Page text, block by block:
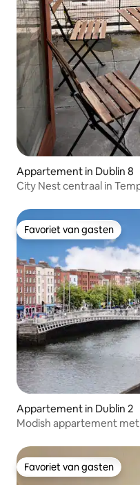
Appartement in Dublin 8
City Nest centraal in
Favoriet van gasten
Favoriet van gasten
Appartement in Dublin 2
Modish appartement
Favoriet van gasten
Favoriet van gasten